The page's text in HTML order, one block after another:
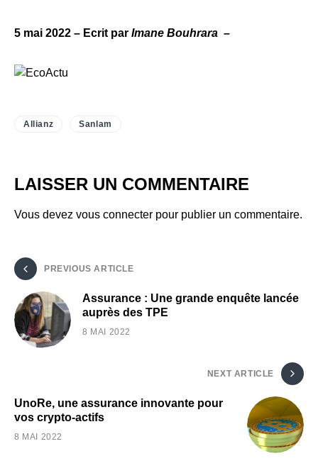
5 mai 2022 – Ecrit par Imane Bouhrara –
Allianz Sanlam
LAISSER UN COMMENTAIRE
Vous devez vous connecter pour publier un commentaire.
PREVIOUS ARTICLE
Assurance : Une grande enquête lancée
auprès des TPE
8 MAI 2022
NEXT ARTICLE
UnoRe, une assurance innovante pour
vos crypto-actifs
8 MAI 2022